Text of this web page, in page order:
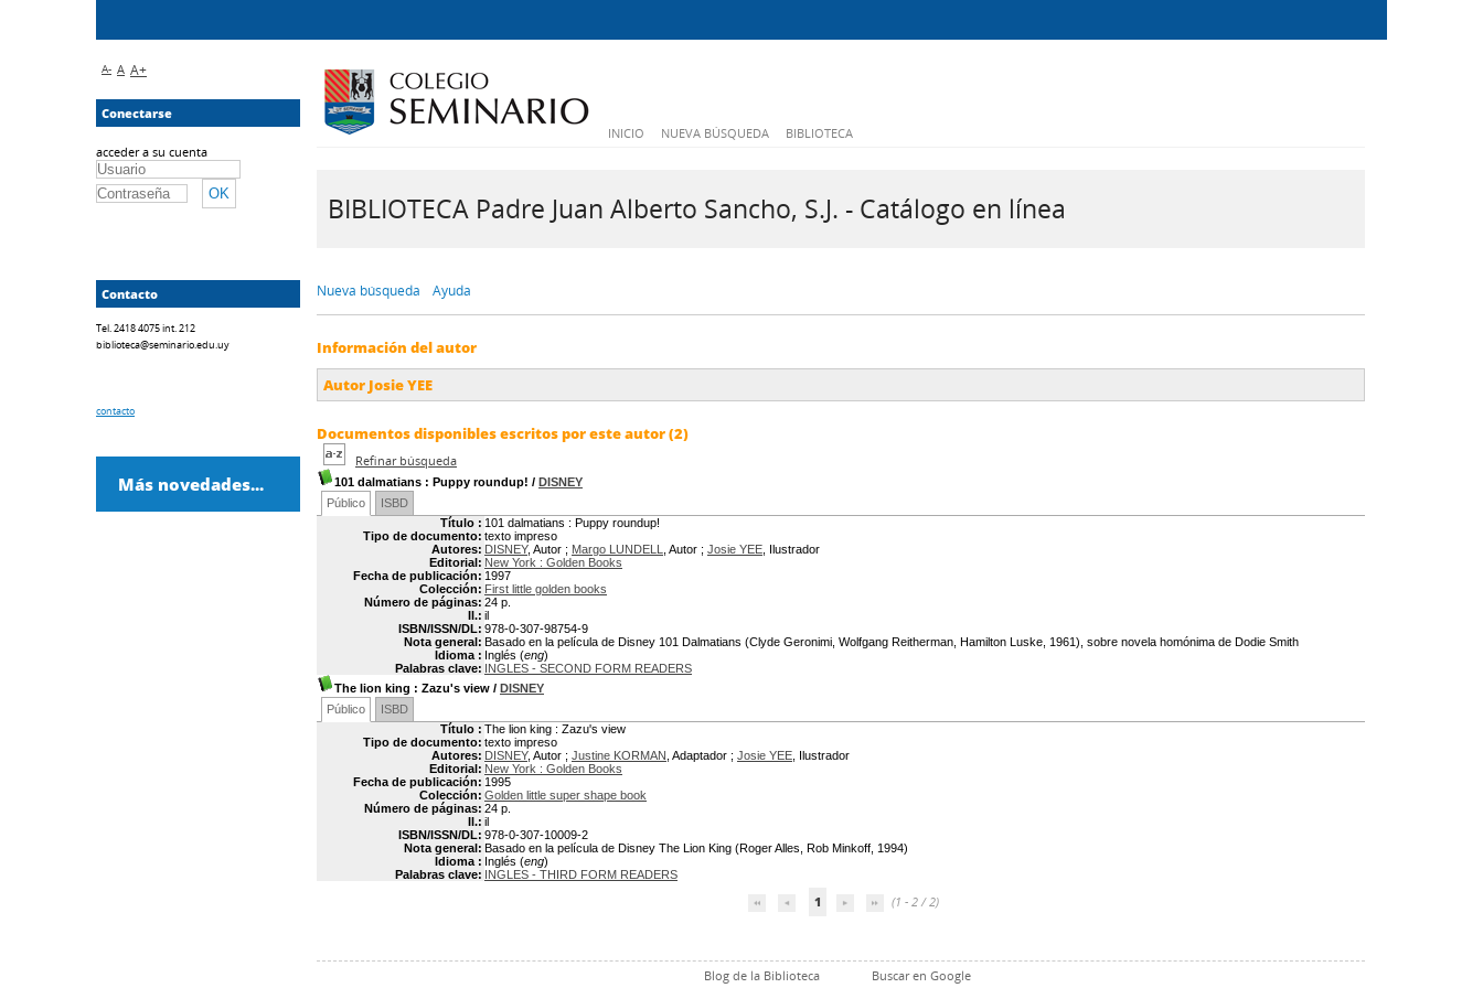
INICIO NUEVA BÚSQUEDA BIBLIOTECA
BIBLIOTECA Padre Juan Alberto Sancho, S.J. - Catálogo en línea
Nueva búsqueda Ayuda
Información del autor
Autor Josie YEE
Documentos disponibles escritos por este autor (2)
Refinar búsqueda
101 dalmatians : Puppy roundup! / DISNEY
Público
ISBD
Título : 101 dalmatians : Puppy roundup!
Tipo de documento: texto impreso
Autores: DISNEY, Autor ; Margo LUNDELL , Autor ; Josie YEE , Ilustrador
Editorial: New York : Golden Books
Fecha de publicación: 1997
Colección: First little golden books
Número de páginas: 24 p.
Il.: il
ISBN/ISSN/DL: 978-0-307-98754-9
Nota general: Basado en la película de Disney 101 Dalmatians (Clyde Geronimi, Wolfgang Reitherman, Hamilton Luske, 1961), sobre novela homónima de Dodie Smith
Idioma : Inglés (eng)
Palabras clave: INGLES - SECOND FORM READERS
The lion king : Zazu's view / DISNEY
Público
ISBD
Título : The lion king : Zazu's view
Tipo de documento: texto impreso
Autores: DISNEY, Autor ; Justine KORMAN , Adaptador ; Josie YEE , Ilustrador
Editorial: New York : Golden Books
Fecha de publicación: 1995
Colección: Golden little super shape book
Número de páginas: 24 p.
Il.: il
ISBN/ISSN/DL: 978-0-307-10009-2
Nota general: Basado en la película de Disney The Lion King (Roger Alles, Rob Minkoff, 1994)
Idioma : Inglés (eng)
Palabras clave: INGLES - THIRD FORM READERS
1 (1 - 2 / 2)
Blog de la Biblioteca Buscar en Google
A- A A+
Conectarse
acceder a su cuenta
Contacto
Tel. 2418 4075 int. 212
biblioteca@seminario.edu.uy
contacto
Más novedades...